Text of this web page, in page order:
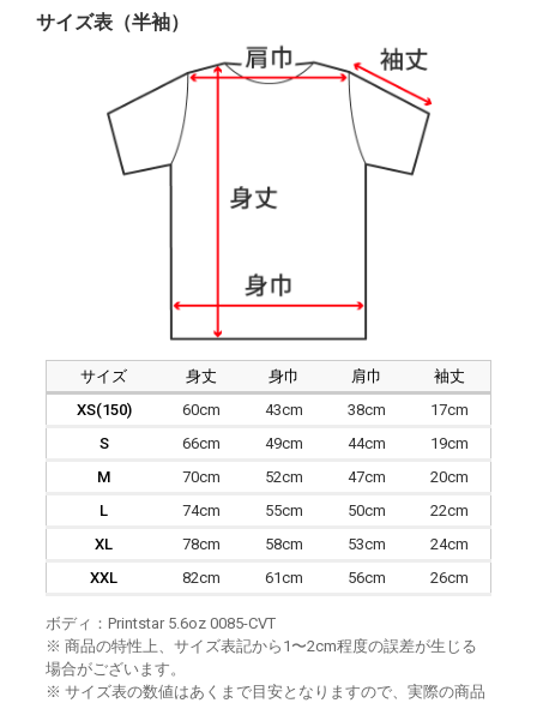
サイズ表（半袖）
サイズ 身丈 身巾 肩巾
袖丈
XS(150)
60cm 43cm 38cm
17cm
S
66cm 49cm 44cm
19cm
M
70cm 52cm 47cm
20cm
L
74cm 55cm 50cm
22cm
XL
78cm 58cm 53cm
24cm
XXL
82cm 61cm 56cm 26cm
ボディ：Printstar 5.6oz 0085-CVT
※ 商品の特性上、サイズ表記から1〜2cm程度の誤差が生じる
場合がございます。
※ サイズ表の数値はあくまで目安となりますので、実際の商品